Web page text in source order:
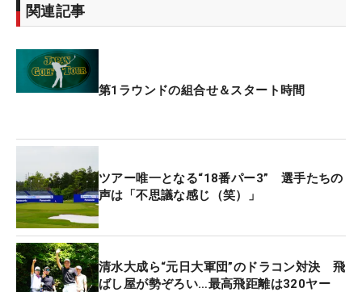
関連記事
第1ラウンドの組合せ＆スタート時間
ツアー唯一となる“18番パー3” 選手たちの
声は「不思議な感じ（笑）」
清水大成ら“元日大軍団”のドラコン対決 飛
ばし屋が勢ぞろい…最高飛距離は320ヤー